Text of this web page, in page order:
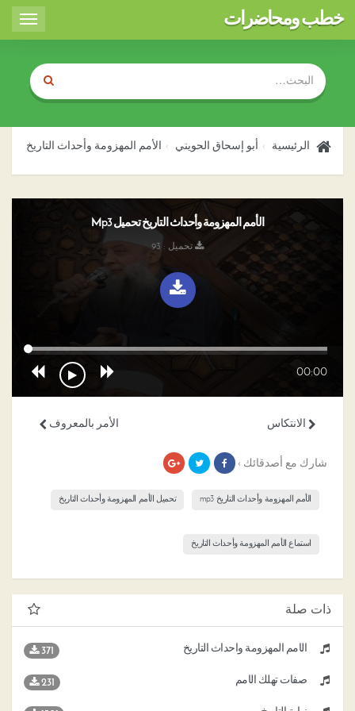
Toggle
خطب ومحاضرات
الرئيسية أبو إسحاق الحويني الأمم المهزومة وأحداث التاريخ
الأمم المهزومة وأحداث التاريخ تحميل Mp3
تحميل : 93
00:00
الأمر بالمعروف الانتكاس
شارك مع أصدقائك ›
الأمم المهزومة وأحداث التاريخ mp3 تحميل الأمم المهزومة وأحداث التاريخ
استماع الأمم المهزومة وأحداث التاريخ
ذات صلة
الأمم المهزومة وأحداث التاريخ 371
صفات تهلك الأمم 231